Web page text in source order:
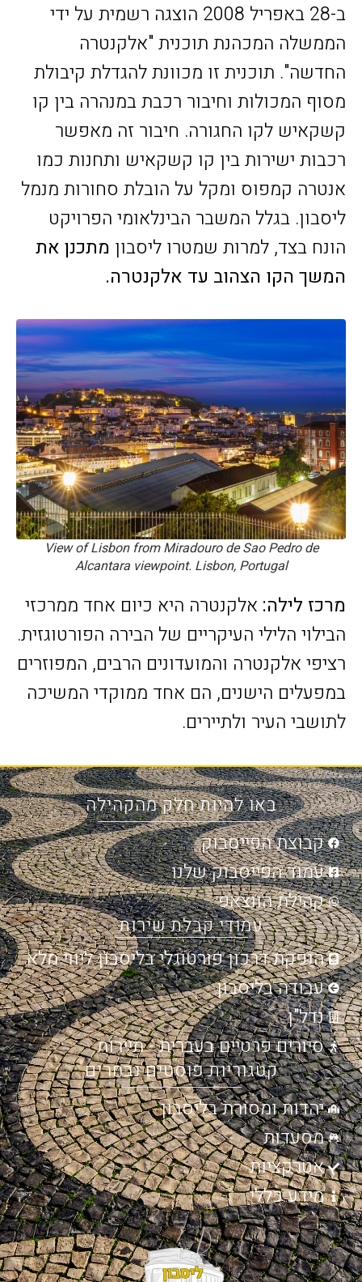
ב-28 באפריל 2008 הוצגה רשמית על ידי
הממשלה המכהנת תוכנית "אלקנטרה
החדשה". תוכנית זו מכוונת להגדלת קיבולת
מסוף המכולות וחיבור רכבת במנהרה בין קו
קשקאיש לקו החגורה. חיבור זה מאפשר
רכבות ישירות בין קו קשקאיש ותחנות כמו
אנטרה קמפוס ומקל על הובלת סחורות מנמל
ליסבון. בגלל המשבר הבינלאומי הפרויקט
הונח בצד, למרות שמטרו ליסבון מתכנן את
המשך הקו הצהוב עד אלקנטרה.
View of Lisbon from Miradouro de Sao Pedro de
Alcantara viewpoint. Lisbon, Portugal
מרכז לילה: אלקנטרה היא כיום אחד ממרכזי
הבילוי הלילי העיקריים של הבירה הפורטוגזית.
רציפי אלקנטרה והמועדונים הרבים, המפוזרים
במפעלים הישנים, הם אחד ממוקדי המשיכה
לתושבי העיר ולתיירים.
באו להיות חלק מהקהילה
קבוצת הפייסבוק
עמוד הפייסבוק שלנו
קהילת הווצאפ
עמודי קבלת שירות
הנפקת דרכון פורטוגלי בליסבון ליווי מלא
עבודה בליסבון
נדל"ן
סיורים פרטיים בעברית - תיירות
קטגוריות פוסטים נבחרים
יהדות ומסורת בליסבון
מסעדות
אטרקציות
מידע כללי